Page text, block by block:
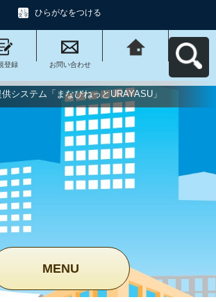
ひらがなをつける
登録 お問い合わせ
びねっと
URAYASU」へ戻る
システム「まなびねっとURAYASU」
MENU